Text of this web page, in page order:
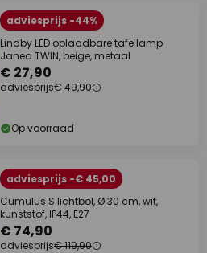
adviesprijs -44%
Lindby LED oplaadbare tafellamp
Janea TWIN, beige, metaal
€ 27,90
adviesprijs€ 49,90
Op voorraad
adviesprijs -€ 45,00
Cumulus S lichtbol, Ø 30 cm, wit,
kunststof, IP44, E27
€ 74,90
adviesprijs€ 119,90